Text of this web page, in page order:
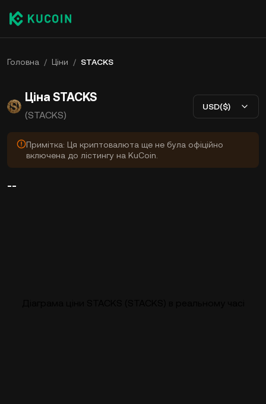
Головна / Ціни / STACKS
Ціна STACKS
(STACKS)
USD($)
Примітка: Ця криптовалюта ще не була офіційно
включена до лістингу на KuCoin.
--